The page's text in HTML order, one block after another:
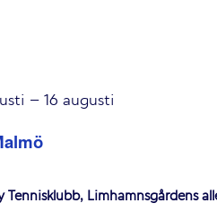
– 16 augusti
Tennisklubb, Limhamnsgårdens